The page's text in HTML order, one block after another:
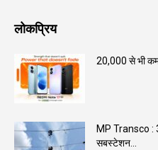
लोकप्रिय
20,000 से भी कम
MP Transco :
सबस्टेशन...